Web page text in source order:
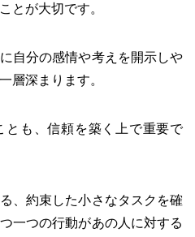
とが大切です。
自分の感情や考えを開示しや
層深まります。
とも、信頼を築く上で重要で
、約束した小さなタスクを確
一つの行動があの人に対する